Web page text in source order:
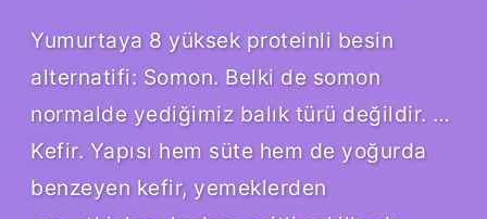
Yumurtaya 8 yüksek proteinli besin
alternatifi: Somon. Belki de somon
normalde yediğimiz balık türü değildir. …
Kefir. Yapısı hem süte hem de yoğurda
benzeyen kefir, yemeklerden